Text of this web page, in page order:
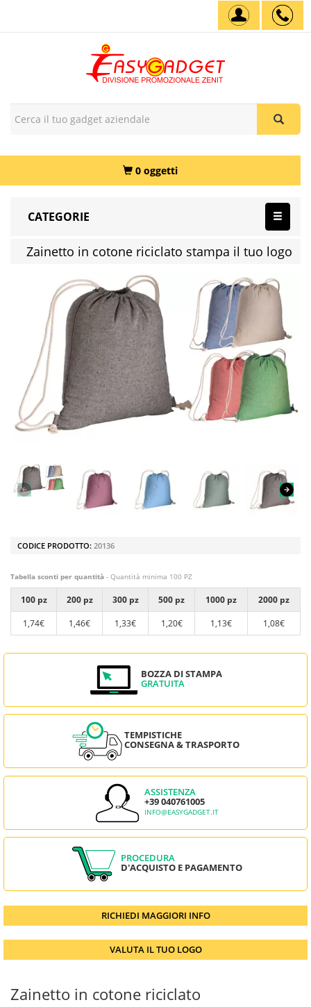
0 oggetti
CATEGORIE
Zainetto in cotone riciclato stampa il tuo logo
CODICE PRODOTTO: 20136
Tabella sconti per quantità - Quantità minima 100 PZ
100 pz 200 pz 300 pz 500 pz 1000 pz
2000 pz
1,74€
1,46€ 1,33€ 1,20€ 1,13€ 1,08€
BOZZA DI STAMPA
GRATUITA
TEMPISTICHE
CONSEGNA & TRASPORTO
ASSISTENZA
+39 040761005
INFO@EASYGADGET.IT
PROCEDURA
D'ACQUISTO E PAGAMENTO
RICHIEDI MAGGIORI INFO
VALUTA IL TUO LOGO
Zainetto in cotone riciclato